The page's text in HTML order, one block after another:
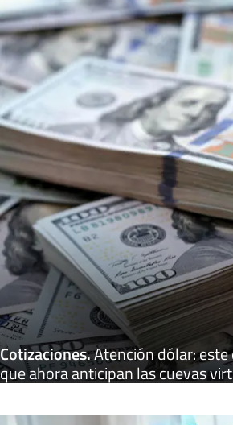
Cotizaciones.Atención dólar:
que ahora anticipan las cuevas